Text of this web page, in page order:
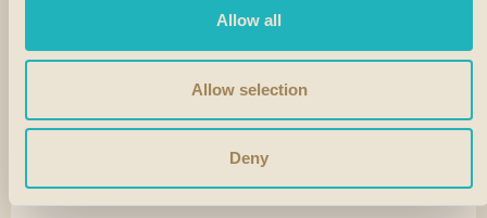
Allow all
Allow selection
Deny
Za Les Petits Champs, 26120 Montelier France